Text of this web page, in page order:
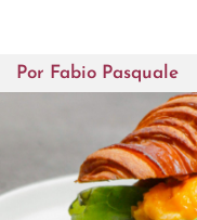
Por Fabio Pasquale